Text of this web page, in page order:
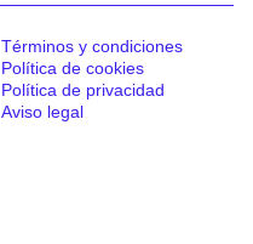
Términos y condiciones
Política de cookies
Política de privacidad
Aviso legal